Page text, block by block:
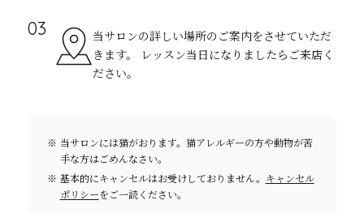
当サロンの詳しい場所のご案内をさせていただ
きます。 レッスン当日になりましたらご来店く
ださい。
当サロンには猫がおります。猫アレルギーの方や動物が苦
手な方はごめんなさい。
基本的にキャンセルはお受けしておりません。 キャンセル
ポリシーをご一読ください。